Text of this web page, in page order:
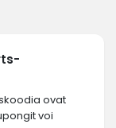
ovat
voi